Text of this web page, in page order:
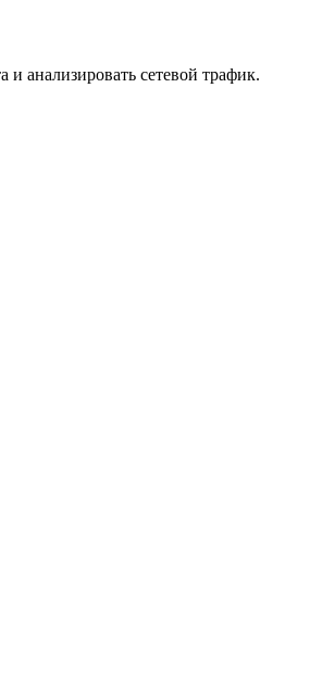
анализировать сетевой трафик.